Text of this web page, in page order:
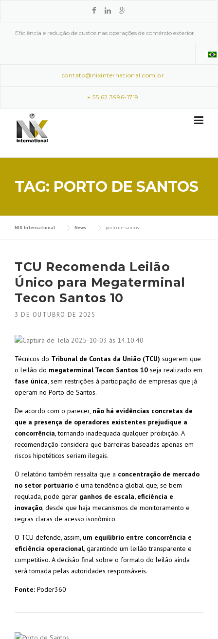
Eficiência e redução de custos nas operações de comércio exterior.
contato@nixinternational.com.br
+ 55 62 3996-1719
TAG: PORTO DE SANTOS
NIX International News porto de santos
TCU Recomenda Leilão
Único para Megaterminal
Tecon Santos 10
3 DE OUTUBRO DE 2025
Técnicos do Tribunal de Contas da União (TCU) sugerem que
o leilão do megaterminal Tecon Santos 10 seja realizado em
fase única, sem restrições à participação de empresas que já
operam no Porto de Santos.
De acordo com o parecer, não há evidências concretas de
que a presença de operadores existentes prejudique a
concorrência, tornando inadequada qualquer proibição. A
recomendação considera que barreiras baseadas apenas em
riscos hipotéticos seriam ilegais.
O relatório também ressalta que a concentração de mercado
no setor portuário é uma tendência global que, se bem
regulada, pode gerar ganhos de escala, eficiência e
inovação, desde que haja mecanismos de monitoramento e
regras claras de acesso isonômico.
O TCU defende, assim, um equilíbrio entre concorrência e
eficiência operacional, garantindo um leilão transparente e
competitivo. A decisão final sobre o formato do leilão ainda
será tomada pelas autoridades responsáveis.
Fonte: Poder360